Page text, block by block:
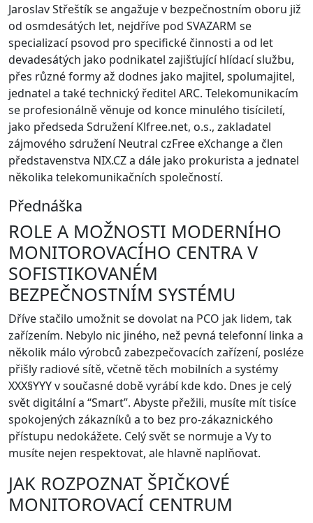
Jaroslav Střeštík se angažuje v bezpečnostním oboru již
od osmdesátých let, nejdříve pod SVAZARM se
specializací psovod pro specifické činnosti a od let
devadesátých jako podnikatel zajišťující hlídací službu,
přes různé formy až dodnes jako majitel, spolumajitel,
jednatel a také technický ředitel ARC. Telekomunikacím
se profesionálně věnuje od konce minulého tisíciletí,
jako předseda Sdružení Klfree.net, o.s., zakladatel
zájmového sdružení Neutral czFree eXchange a člen
představenstva NIX.CZ a dále jako prokurista a jednatel
několika telekomunikačních společností.
Přednáška
ROLE A MOŽNOSTI MODERNÍHO
MONITOROVACÍHO CENTRA V
SOFISTIKOVANÉM
BEZPEČNOSTNÍM SYSTÉMU
Dříve stačilo umožnit se dovolat na PCO jak lidem, tak
zařízením. Nebylo nic jiného, než pevná telefonní linka a
několik málo výrobců zabezpečovacích zařízení, posléze
přišly radiové sítě, včetně těch mobilních a systémy
XXX§YYY v současné době vyrábí kde kdo. Dnes je celý
svět digitální a “Smart”. Abyste přežili, musíte mít tisíce
spokojených zákazníků a to bez pro-zákaznického
přístupu nedokážete. Celý svět se normuje a Vy to
musíte nejen respektovat, ale hlavně naplňovat.
JAK ROZPOZNAT ŠPIČKOVÉ
MONITOROVACÍ CENTRUM